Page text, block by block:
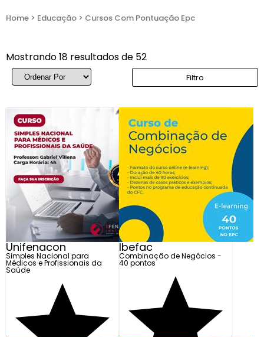
Home > Educação > Cursos Com Pontuação Epc
Mostrando 18 resultados de 52
Filtro
Unifenacon
Simples Nacional para
Médicos e Profissionais da
Saúde
Ibefac
Combinação de Negócios -
40 pontos